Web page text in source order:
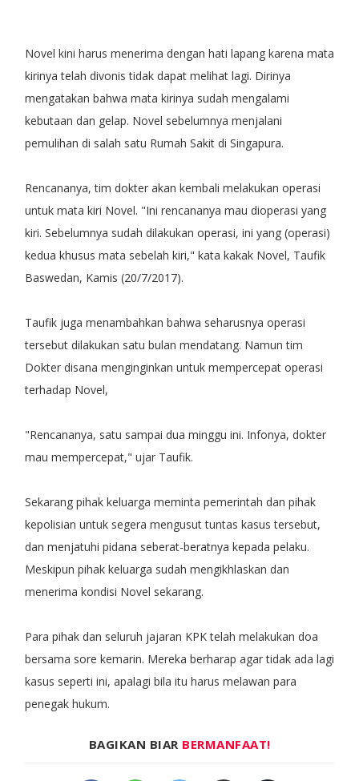
Novel kini harus menerima dengan hati lapang karena mata
kirinya telah divonis tidak dapat melihat lagi. Dirinya
mengatakan bahwa mata kirinya sudah mengalami
kebutaan dan gelap. Novel sebelumnya menjalani
pemulihan di salah satu Rumah Sakit di Singapura.
Rencananya, tim dokter akan kembali melakukan operasi
untuk mata kiri Novel. "Ini rencananya mau dioperasi yang
kiri. Sebelumnya sudah dilakukan operasi, ini yang (operasi)
kedua khusus mata sebelah kiri," kata kakak Novel, Taufik
Baswedan, Kamis (20/7/2017).
Taufik juga menambahkan bahwa seharusnya operasi
tersebut dilakukan satu bulan mendatang. Namun tim
Dokter disana menginginkan untuk mempercepat operasi
terhadap Novel,
"Rencananya, satu sampai dua minggu ini. Infonya, dokter
mau mempercepat," ujar Taufik.
Sekarang pihak keluarga meminta pemerintah dan pihak
kepolisian untuk segera mengusut tuntas kasus tersebut,
dan menjatuhi pidana seberat-beratnya kepada pelaku.
Meskipun pihak keluarga sudah mengikhlaskan dan
menerima kondisi Novel sekarang.
Para pihak dan seluruh jajaran KPK telah melakukan doa
bersama sore kemarin. Mereka berharap agar tidak ada lagi
kasus seperti ini, apalagi bila itu harus melawan para
penegak hukum.
BAGIKAN BIAR BERMANFAAT!